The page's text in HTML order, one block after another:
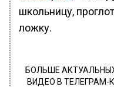
школьницу,
ложку.
БОЛЬШЕ
ВИДЕО В ТЕЛЕГРАМ-